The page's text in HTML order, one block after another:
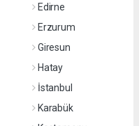
Edirne
Erzurum
Giresun
Hatay
İstanbul
Karabük